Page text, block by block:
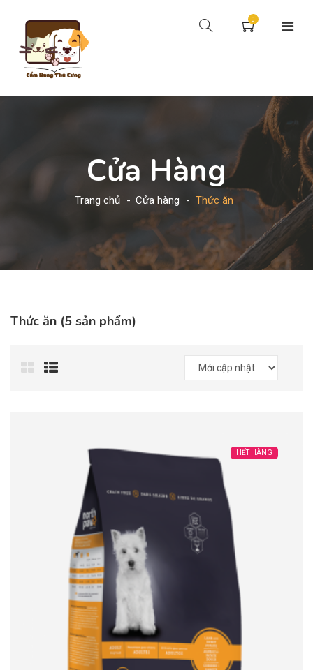
0
Cửa Hàng
Trang chủ Cửa hàng Thức ăn
Thức ăn (5 sản phẩm)
HẾT HÀNG